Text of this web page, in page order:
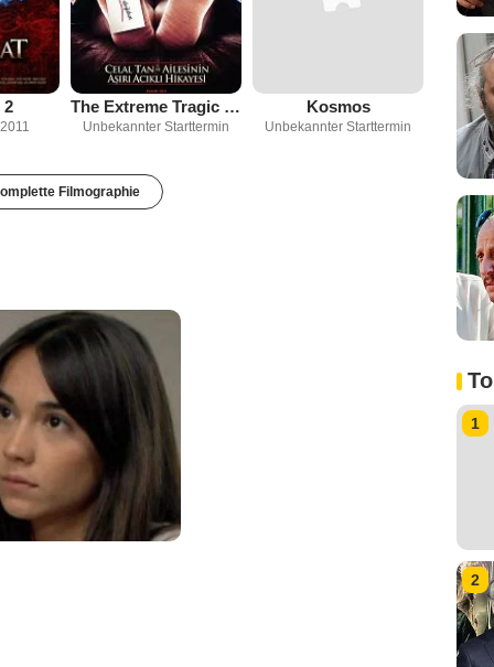
2 The Extreme Tragic Story Of Celal Tan And His Family
Unbekannter Starttermin
Kosmos
Unbekannter Starttermin
Filmographie
1
2